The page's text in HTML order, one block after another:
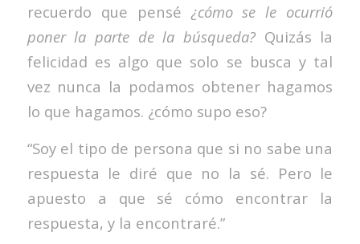
recuerdo que pensé ¿cómo se le ocurrió
poner la parte de la búsqueda? Quizás la
felicidad es algo que solo se busca y tal
vez nunca la podamos obtener hagamos
lo que hagamos. ¿cómo supo eso?
“Soy el tipo de persona que si no sabe una
respuesta le diré que no la sé. Pero le
apuesto a que sé cómo encontrar la
respuesta, y la encontraré.”